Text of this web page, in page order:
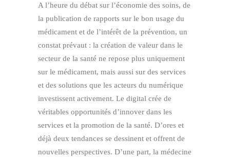
A l’heure du débat sur l’économie des soins, de
la publication de rapports sur le bon usage du
médicament et de l’intérêt de la prévention, un
constat prévaut : la création de valeur dans le
secteur de la santé ne repose plus uniquement
sur le médicament, mais aussi sur des services
et des solutions que les acteurs du numérique
investissent activement. Le digital crée de
véritables opportunités d’innover dans les
services et la promotion de la santé. D’ores et
déjà deux tendances se dessinent et offrent de
nouvelles perspectives. D’une part, la médecine